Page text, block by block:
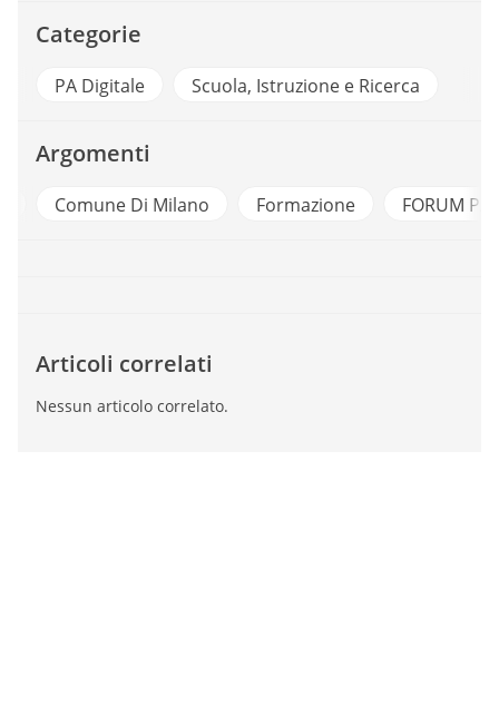
Categorie
PA Digitale Scuola, Istruzione e Ricerca
Argomenti
Comune Di Milano Formazione FORUM PA
Articoli correlati
Nessun articolo correlato.